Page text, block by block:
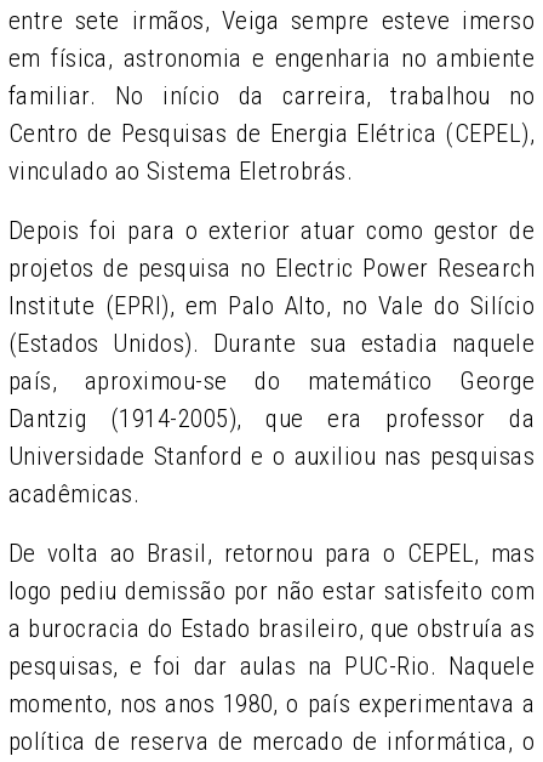
entre sete irmãos, Veiga sempre esteve imerso
em física, astronomia e engenharia no ambiente
familiar. No início da carreira, trabalhou no
Centro de Pesquisas de Energia Elétrica (CEPEL),
vinculado ao Sistema Eletrobrás.
Depois foi para o exterior atuar como gestor de
projetos de pesquisa no Electric Power Research
Institute (EPRI), em Palo Alto, no Vale do Silício
(Estados Unidos). Durante sua estadia naquele
país, aproximou-se do matemático George
Dantzig (1914-2005), que era professor da
Universidade Stanford e o auxiliou nas pesquisas
acadêmicas.
De volta ao Brasil, retornou para o CEPEL, mas
logo pediu demissão por não estar satisfeito com
a burocracia do Estado brasileiro, que obstruía as
pesquisas, e foi dar aulas na PUC-Rio. Naquele
momento, nos anos 1980, o país experimentava a
política de reserva de mercado de informática, o